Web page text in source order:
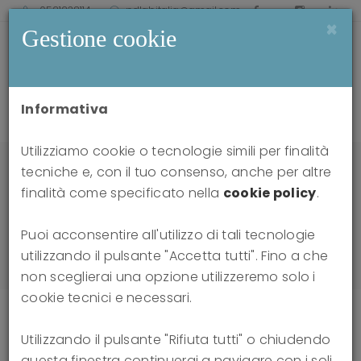
0521238114 pdlabitalia@gmail.com
news
La Transference Focused Psychotherapy (TFP):
trattamento dei pazienti borderline. La tecnica
nella psicoterapia di pazienti con disturbo lieve e
grave
La Transference Focused
Gestione cookie ×
Informativa
Utilizziamo cookie o tecnologie simili per finalità
tecniche e, con il tuo consenso, anche per altre
finalità come specificato nella cookie policy.
Puoi acconsentire all'utilizzo di tali tecnologie
utilizzando il pulsante "Accetta tutti". Fino a che
non sceglierai una opzione utilizzeremo solo i
cookie tecnici e necessari.
Utilizzando il pulsante "Rifiuta tutti" o chiudendo